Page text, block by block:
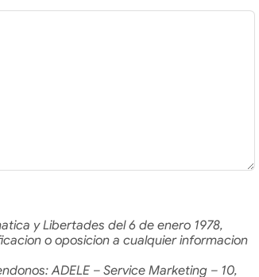
y Libertades del 6 de enero 1978,
o oposicion a cualquier informacion
ADELE – Service Marketing – 10,